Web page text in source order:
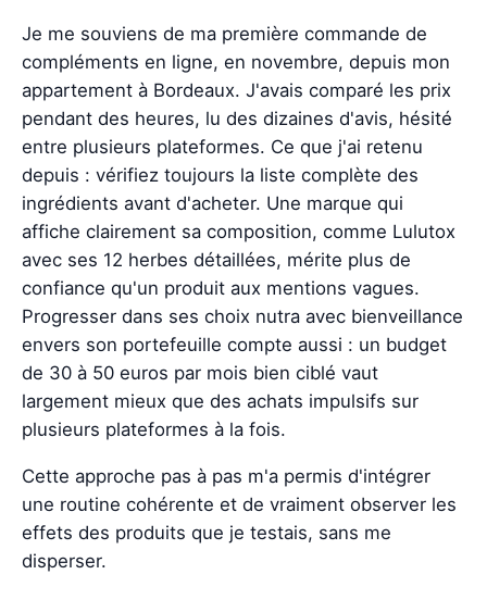
Je me souviens de ma première commande de
compléments en ligne, en novembre, depuis mon
appartement à Bordeaux. J'avais comparé les prix
pendant des heures, lu des dizaines d'avis, hésité
entre plusieurs plateformes. Ce que j'ai retenu
depuis : vérifiez toujours la liste complète des
ingrédients avant d'acheter. Une marque qui
affiche clairement sa composition, comme Lulutox
avec ses 12 herbes détaillées, mérite plus de
confiance qu'un produit aux mentions vagues.
Progresser dans ses choix nutra avec bienveillance
envers son portefeuille compte aussi : un budget
de 30 à 50 euros par mois bien ciblé vaut
largement mieux que des achats impulsifs sur
plusieurs plateformes à la fois.
Cette approche pas à pas m'a permis d'intégrer
une routine cohérente et de vraiment observer les
effets des produits que je testais, sans me
disperser.